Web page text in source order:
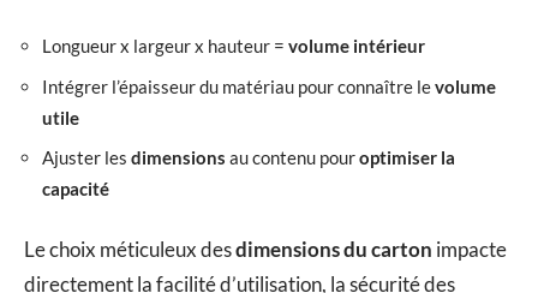
Longueur x largeur x hauteur = volume intérieur
Intégrer l’épaisseur du matériau pour connaître levolume
utile
Ajuster les dimensions au contenu pouroptimiser la
capacité
Le choix méticuleux desdimensions du carton impacte
directement la facilité d’utilisation, la sécurité des